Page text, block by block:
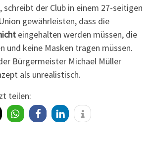
der Club in einem 27-seitigen
gewährleisten, dass die
eingehalten werden müssen, die
und keine Masken tragen müssen.
Bürgermeister Michael Müller
als unrealistisch.
teilen: